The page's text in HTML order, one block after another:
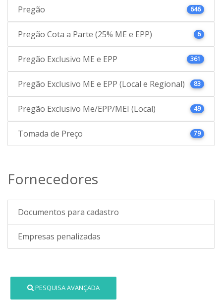
Pregão 646
Pregão Cota a Parte (25% ME e EPP) 6
Pregão Exclusivo ME e EPP 361
Pregão Exclusivo ME e EPP (Local e Regional) 83
Pregão Exclusivo Me/EPP/MEI (Local) 49
Tomada de Preço 79
Fornecedores
Documentos para cadastro
Empresas penalizadas
PESQUISA AVANÇADA